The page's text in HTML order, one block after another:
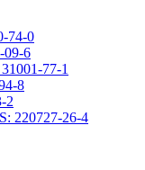
74-0
09-6
77-1
8
2
220727-26-4